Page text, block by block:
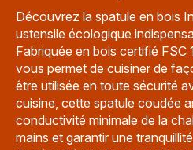
Découvrez la spatule en bois
ustensile écologique
Fabriquée en bois certifié
vous permet de cuisiner de
être utilisée en toute sécurité
cuisine, cette spatule coudée
conductivité minimale de la
mains et garantir une